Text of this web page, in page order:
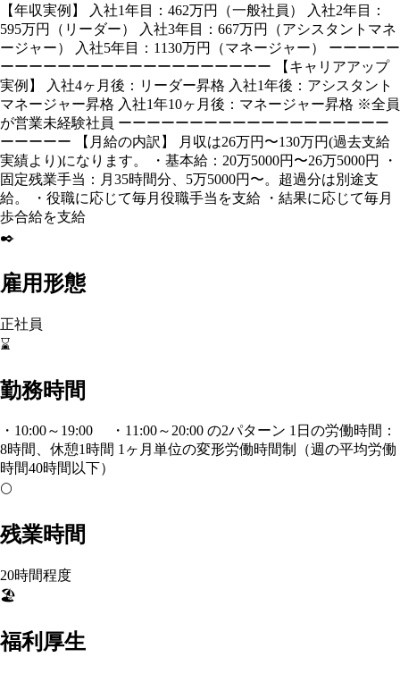
【年収実例】 入社1年目：462万円（一般社員） 入社2年目：
595万円（リーダー） 入社3年目：667万円（アシスタントマネ
ージャー） 入社5年目：1130万円（マネージャー） ーーーーー
ーーーーーーーーーーーーーーーーーーー 【キャリアアップ
実例】 入社4ヶ月後：リーダー昇格 入社1年後：アシスタント
マネージャー昇格 入社1年10ヶ月後：マネージャー昇格 ※全員
が営業未経験社員 ーーーーーーーーーーーーーーーーーーー
ーーーーー 【月給の内訳】 月収は26万円〜130万円(過去支給
実績より)になります。 ・基本給：20万5000円〜26万5000円 ・
固定残業手当：月35時間分、5万5000円〜。超過分は別途支
給。 ・役職に応じて毎月役職手当を支給 ・結果に応じて毎月
歩合給を支給
✒️
雇用形態
正社員
⌛
勤務時間
・10:00～19:00 ・11:00～20:00 の2パターン 1日の労働時間：
8時間、休憩1時間 1ヶ月単位の変形労働時間制（週の平均労働
時間40時間以下）
🌕
残業時間
20時間程度
🏖️
福利厚生